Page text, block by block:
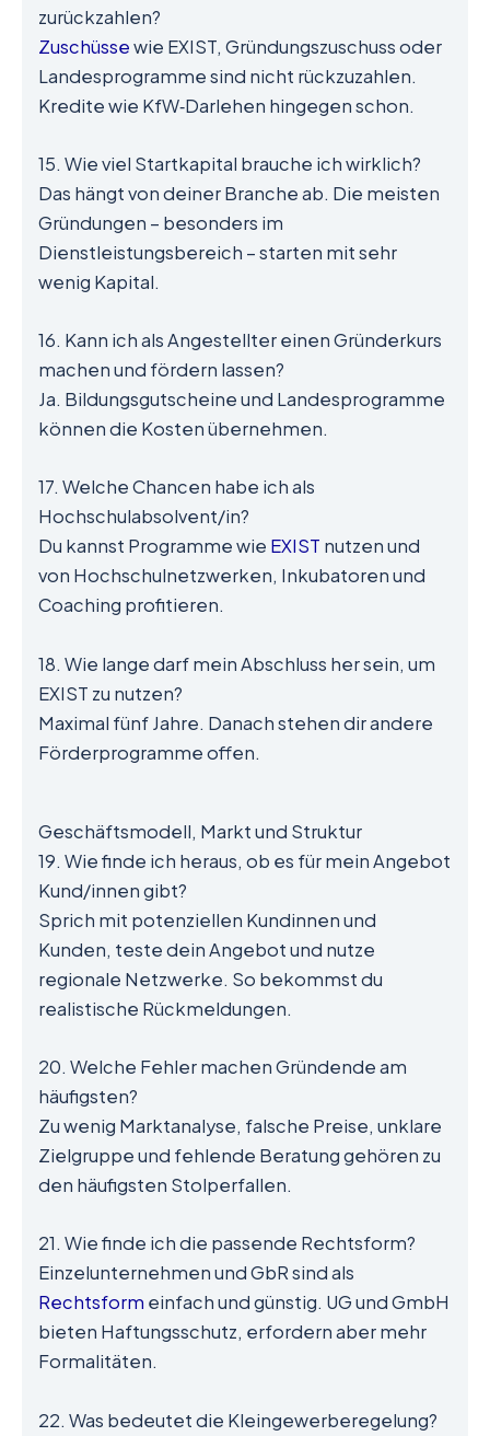
zurückzahlen?
Zuschüssewie EXIST, Gründungszuschuss oder
Landesprogramme sind nicht rückzuzahlen.
Kredite wie KfW‑Darlehen hingegen schon.
15. Wie viel Startkapital brauche ich wirklich?
Das hängt von deiner Branche ab. Die meisten
Gründungen – besonders im
Dienstleistungsbereich – starten mit sehr
wenig Kapital.
16. Kann ich als Angestellter einen Gründerkurs
machen und fördern lassen?
Ja. Bildungsgutscheine und Landesprogramme
können die Kosten übernehmen.
17. Welche Chancen habe ich als
Hochschulabsolvent/in?
Du kannst Programme wie EXIST nutzen und
von Hochschulnetzwerken, Inkubatoren und
Coaching profitieren.
18. Wie lange darf mein Abschluss her sein, um
EXIST zu nutzen?
Maximal fünf Jahre. Danach stehen dir andere
Förderprogramme offen.
Geschäftsmodell, Markt und Struktur
19. Wie finde ich heraus, ob es für mein Angebot
Kund/innen gibt?
Sprich mit potenziellen Kundinnen und
Kunden, teste dein Angebot und nutze
regionale Netzwerke. So bekommst du
realistische Rückmeldungen.
20. Welche Fehler machen Gründende am
häufigsten?
Zu wenig Marktanalyse, falsche Preise, unklare
Zielgruppe und fehlende Beratung gehören zu
den häufigsten Stolperfallen.
21. Wie finde ich die passende Rechtsform?
Einzelunternehmen und GbR sind als
Rechtsform einfach und günstig. UG und GmbH
bieten Haftungsschutz, erfordern aber mehr
Formalitäten.
22. Was bedeutet die Kleingewerberegelung?